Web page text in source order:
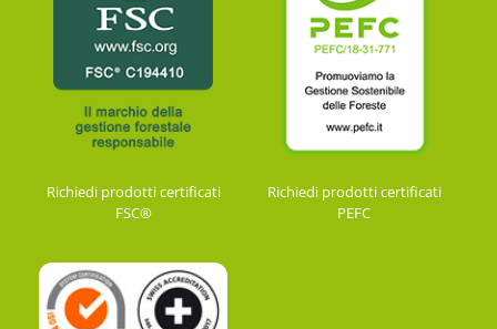
Richiedi prodotti certificati
FSC®
Richiedi prodotti certificati
PEFC